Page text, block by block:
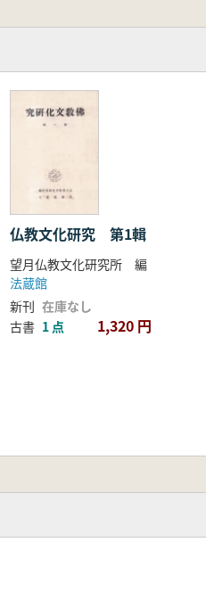
仏教文化研究 第1輯
望月仏教文化研究所 編
法蔵館
新刊 在庫なし
古書 1 点 1,320 円